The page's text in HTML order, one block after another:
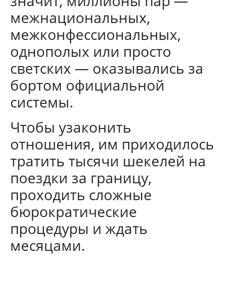
межнациональных,
межконфессиональных,
однополых или просто
светских — оказывались за
бортом официальной
системы.
Чтобы узаконить
отношения, им приходилось
тратить тысячи шекелей на
поездки за границу,
проходить сложные
бюрократические
процедуры и ждать
месяцами.